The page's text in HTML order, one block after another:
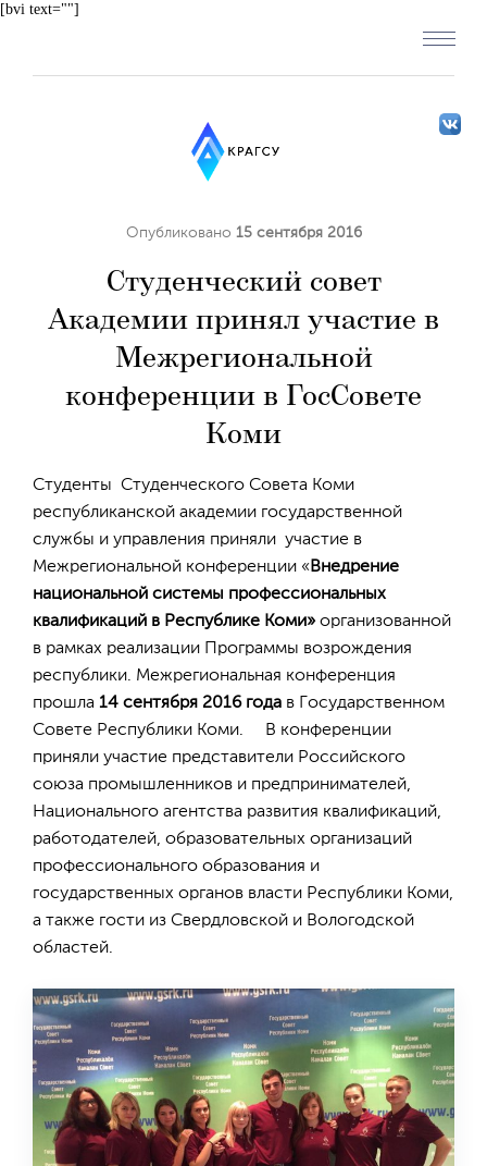
[bvi text=""]
Опубликовано 15 сентября 2016
Студенческий совет
Академии принял участие в
Межрегиональной
конференции в ГосСовете
Коми
Студенты Студенческого Совета Коми
республиканской академии государственной
службы и управления приняли участие в
Межрегиональной конференции «Внедрение
национальной системы профессиональных
квалификаций в Республике Коми»организованной
в рамках реализации Программы возрождения
республики. Межрегиональная конференция
прошла 14 сентября 2016 года в Государственном
Совете Республики Коми. В конференции
приняли участие представители Российского
союза промышленников и предпринимателей,
Национального агентства развития квалификаций,
работодателей, образовательных организаций
профессионального образования и
государственных органов власти Республики Коми,
а также гости из Свердловской и Вологодской
областей.